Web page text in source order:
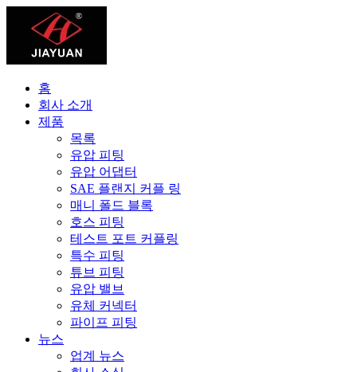
홈
회사 소개
제품
목록
유압 피팅
유압 어댑터
SAE 플랜지 커플 링
매니 폴드 블록
호스 피팅
테스트 포트 커플링
특수 피팅
튜브 피팅
유압 밸브
유체 커넥터
파이프 피팅
뉴스
업계 뉴스